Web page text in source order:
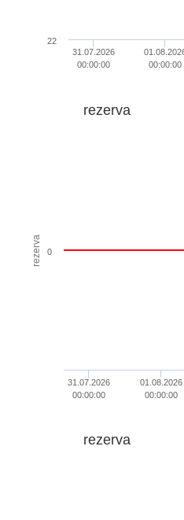
31.07.2026
00:00:00
00:00:00
22
rezerva
rezerva
31.07.2026
00:00:00
01.08.2026
00:00:00
0
rezerva